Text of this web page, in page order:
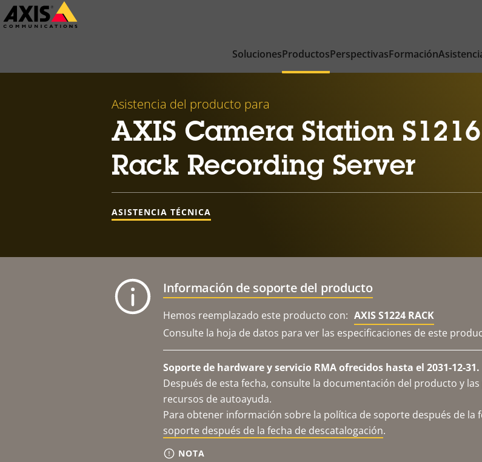
Saltar
al
SolucionesProductosPerspectivasFormación
Asistencia del producto para
AXIS Camera Station S1216
Rack Recording Server
ASISTENCIA TÉCNICA
Información de soporte del producto
Hemos reemplazado este producto con: AXIS S1224 RACK
Consulte la hoja de datos para ver las especificaciones de este
Soporte de hardware y servicio RMA ofrecidos hasta el 2031-12-31.
Después de esta fecha, consulte la documentación del producto y
recursos de autoayuda.
Para obtener información sobre la política de soporte después de la
soporte después de la fecha de descatalogación.
NOTA